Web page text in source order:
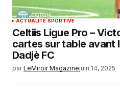
ACTUALITÉ SPORTIVE
Celtiis Ligue Pro –
cartes sur table avant
Dadjè FC
par LeMiroir Magazinejuin 14, 2025